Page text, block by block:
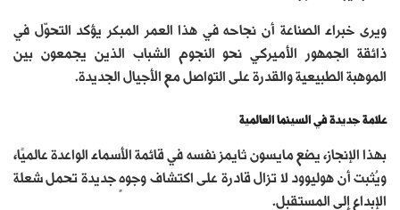
ويرى خبراء الصناعة أن نجاحه في هذا العمر المبكر يؤكد التحوّل في
ذائقة الجمهور الأميركي نحو النجوم الشباب الذين يجمعون بين
الموهبة الطبيعية والقدرة على التواصل مع الأجيال الجديدة.
علامة جديدة في السينما العالمية
بهذا الإنجاز، يضع مايسون ثايمز نفسه في قائمة الأسماء الواعدة عالميًا،
ويُثبت أن هوليوود لا تزال قادرة على اكتشاف وجوهٍ جديدة تحمل شعلة
الإبداع إلى المستقبل.